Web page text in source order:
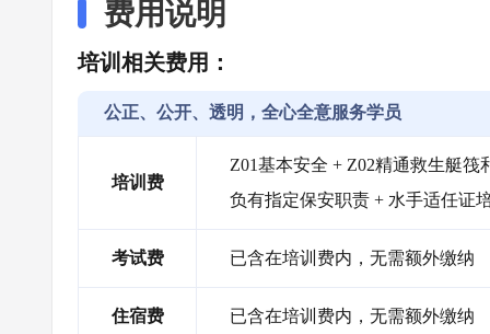
费用说明
培训相关费用：
公正、公开、透明，全心全意服务学员
培训费
Z01基本安全 + Z02精通救生艇筏
负有指定保安职责 + 水手适任证
考试费 已含在培训费内，无需额外缴纳
住宿费 已含在培训费内，无需额外缴纳